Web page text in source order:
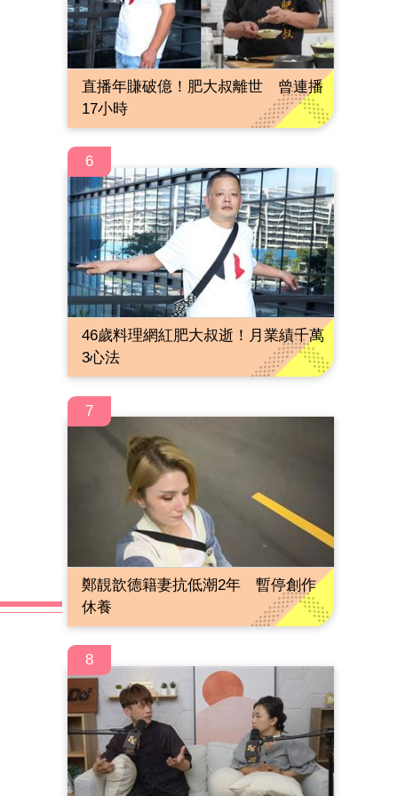
直播年賺破億！肥大叔離世 曾連播
17小時
6
46歲料理網紅肥大叔逝！月業績千萬
3心法
7
鄭靚歆德籍妻抗低潮2年 暫停創作
休養
8